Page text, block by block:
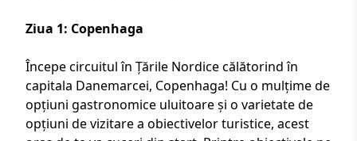
Ziua 1: Copenhaga
Începe circuitul în Țările Nordice călătorind în
capitala Danemarcei, Copenhaga! Cu o mulțime de
opțiuni gastronomice uluitoare și o varietate de
opțiuni de vizitare a obiectivelor turistice, acest